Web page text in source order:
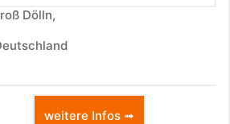
Dölln,
weitere Infos ➟